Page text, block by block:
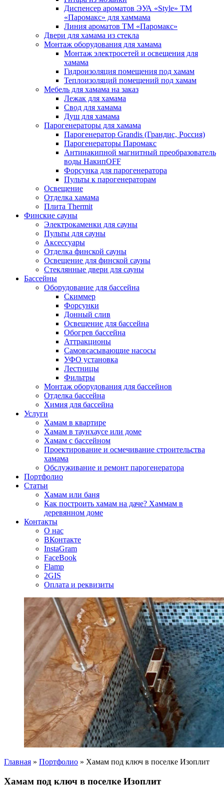
Диспенсер ароматов ЭУА «Style» ТМ
«Паромакс» для хаммама
Линия ароматов ТМ «Паромакс»
Двери для хамама из стекла
Монтаж оборудования для хамама
Монтаж электросетей и освещения для
хамама
Гидроизоляция помещения под хамам
Теплоизоляций помещений под хамам
Мебель для хамама на заказ
Лежак для хамама
Свод для хамама
Душ для хамама
Парогенераторы для хамама
Парогенератор Grandis (Грандис, Россия)
Парогенераторы Паромакс
Антинакипной магнитный преобразователь
воды НакипOFF
Форсунка для парогенератора
Пульты к парогенераторам
Освещение
Отделка хамама
Плита Thermit
Финские сауны
Электрокаменки для сауны
Пульты для сауны
Аксессуары
Отделка финской сауны
Освещение для финской сауны
Стеклянные двери для сауны
Бассейны
Оборудование для бассейна
Скиммер
Форсунки
Донный слив
Освещение для бассейна
Обогрев бассейна
Аттракционы
Самовсасывающие насосы
УФО установка
Лестницы
Фильтры
Монтаж оборудования для бассейнов
Отделка бассейна
Химия для бассейна
Услуги
Хамам в квартире
Хамам в таунхаусе или доме
Хамам с бассейном
Проектирование и осмечивание строительства
хамама
Обслуживание и ремонт парогенератора
Портфолио
Статьи
Хамам или баня
Как построить хамам на даче? Хаммам в
деревянном доме
Контакты
О нас
ВКонтакте
InstaGram
FaceBook
Flamp
2GIS
Оплата и реквизиты
Главная » Портфолио » Хамам под ключ в поселке Изоплит
Хамам под ключ в поселке Изоплит